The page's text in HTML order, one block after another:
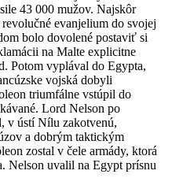
43 000 mužov. Najskôr
evanjelium do svojej
bolo dovolené postaviť si
na Malte explicitne
Potom vyplával do Egypta,
vojská dobyli
triumfálne vstúpil do
Lord Nelson po
v ústí Nílu zakotvenú,
a dobrým taktickým
zostal v čele armády, ktorá
Nelson uvalil na Egypt prísnu